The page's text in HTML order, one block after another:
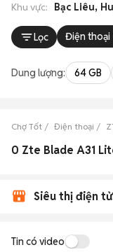
Khu vực: Bạc Liêu,
Lọc Điện thoại
Dung lượng: 64 GB
Chợ Tốt Điện thoại
0 Zte Blade A31
Siêu thị điện tử
Tin có video